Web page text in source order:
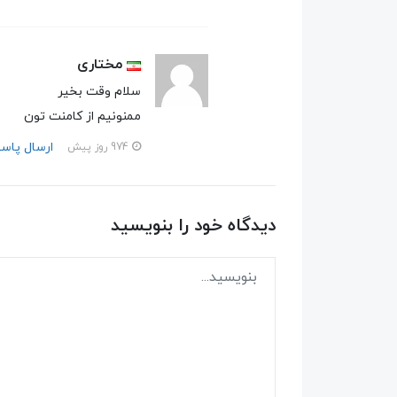
مختاری
سلام وقت بخیر
ممنونیم از کامنت تون
ارسال
دیدگاه خود را بنویسید